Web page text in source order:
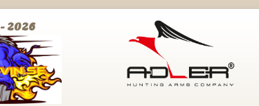
2026